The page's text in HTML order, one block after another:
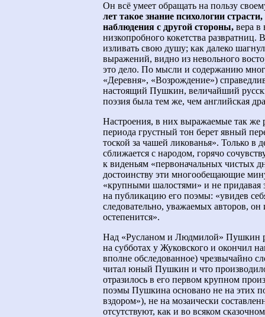
Он всё умеет обращать на пользу
лет такое знание психологии
наблюдения с другой стороны, вера в
низкопробного кокетства развратниц.
изливать свою душу; как далеко
выражений, видно из невольного
это дело. По мысли и содержанию
«Деревня», «Возрождение»)
настоящий Пушкин, величайший
поэзия была тем же, чем английская
Настроения, в них выражаемые так же
периода грустный тон берет явный
тоской за чашей ликованья». Только в
сближается с народом, горячо
к виденьям «первоначальных чистых
достоинству эти многообещающие
«крупными шалостями» и не придавая
на публикацию его поэмы: «увидев
следовательно, уважаемых авторов, он
остепенится».
Над «Русланом и Людмилой» Пушкин
на субботах у Жуковского и окончил
вполне обследованное) чрезвычайно
читал юный Пушкин и что
отразилось в его первом крупном
поэмы Пушкина основано не на этих
вздором»), не на мозаически
отсутствуют, как и во всяком